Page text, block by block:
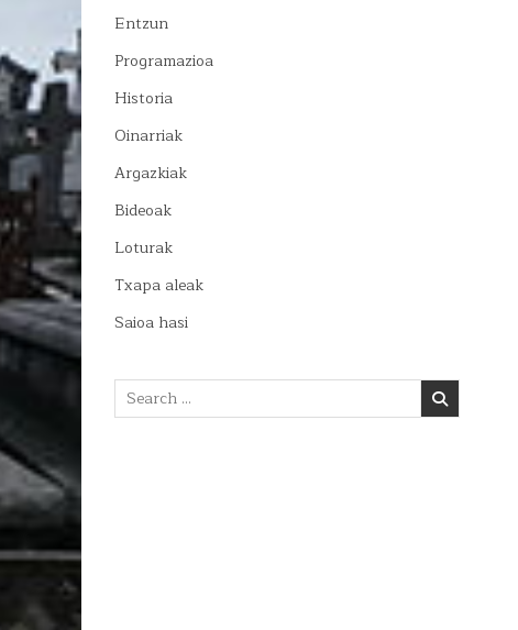
Entzun
Programazioa
Historia
Oinarriak
Argazkiak
Bideoak
Loturak
Txapa aleak
Saioa hasi
Search
for: